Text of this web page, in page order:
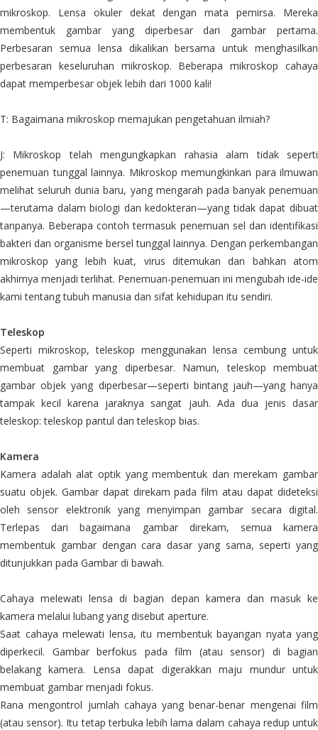
mikroskop. Lensa okuler dekat dengan mata pemirsa. Mereka
membentuk gambar yang diperbesar dari gambar pertama.
Perbesaran semua lensa dikalikan bersama untuk menghasilkan
perbesaran keseluruhan mikroskop. Beberapa mikroskop cahaya
dapat memperbesar objek lebih dari 1000 kali!
T: Bagaimana mikroskop memajukan pengetahuan ilmiah?
J: Mikroskop telah mengungkapkan rahasia alam tidak seperti
penemuan tunggal lainnya. Mikroskop memungkinkan para ilmuwan
melihat seluruh dunia baru, yang mengarah pada banyak penemuan
—terutama dalam biologi dan kedokteran—yang tidak dapat dibuat
tanpanya. Beberapa contoh termasuk penemuan sel dan identifikasi
bakteri dan organisme bersel tunggal lainnya. Dengan perkembangan
mikroskop yang lebih kuat, virus ditemukan dan bahkan atom
akhirnya menjadi terlihat. Penemuan-penemuan ini mengubah ide-ide
kami tentang tubuh manusia dan sifat kehidupan itu sendiri.
Teleskop
Seperti mikroskop, teleskop menggunakan lensa cembung untuk
membuat gambar yang diperbesar. Namun, teleskop membuat
gambar objek yang diperbesar—seperti bintang jauh—yang hanya
tampak kecil karena jaraknya sangat jauh. Ada dua jenis dasar
teleskop: teleskop pantul dan teleskop bias.
Kamera
Kamera adalah alat optik yang membentuk dan merekam gambar
suatu objek. Gambar dapat direkam pada film atau dapat dideteksi
oleh sensor elektronik yang menyimpan gambar secara digital.
Terlepas dari bagaimana gambar direkam, semua kamera
membentuk gambar dengan cara dasar yang sama, seperti yang
ditunjukkan pada Gambar di bawah.
Cahaya melewati lensa di bagian depan kamera dan masuk ke
kamera melalui lubang yang disebut aperture.
Saat cahaya melewati lensa, itu membentuk bayangan nyata yang
diperkecil. Gambar berfokus pada film (atau sensor) di bagian
belakang kamera. Lensa dapat digerakkan maju mundur untuk
membuat gambar menjadi fokus.
Rana mengontrol jumlah cahaya yang benar-benar mengenai film
(atau sensor). Itu tetap terbuka lebih lama dalam cahaya redup untuk